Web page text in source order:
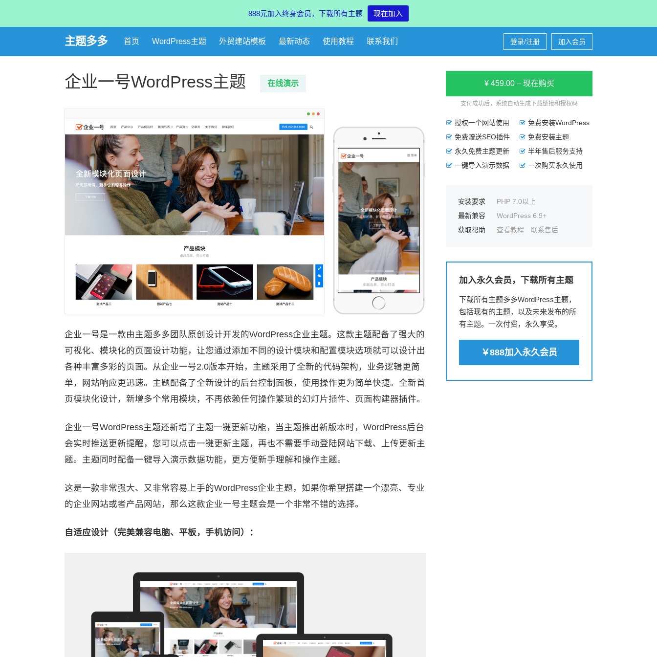
主题多多 首页 WordPress主题 外贸建站模板 最新动态 使用教程 联系我们 登录/注册 加入会员
企业一号WordPress主题 在线演示
企业一号是一款由主题多多团队原创设计开发的WordPress企业主题。这款主题配备了强大的
可视化、模块化的页面设计功能，让您通过添加不同的设计模块和配置模块选项就可以设计出
各种丰富多彩的页面。从企业一号2.0版本开始，主题采用了全新的代码架构，业务逻辑更简
单，网站响应更迅速。主题配备了全新设计的后台控制面板，使用操作更为简单快捷。全新首
页模块化设计，新增多个常用模块，不再依赖任何操作繁琐的幻灯片插件、页面构建器插件。
企业一号WordPress主题还新增了主题一键更新功能，当主题推出新版本时，WordPress后台
会实时推送更新提醒，您可以点击一键更新主题，再也不需要手动登陆网站下载、上传更新主
题。主题同时配备一键导入演示数据功能，更方便新手理解和操作主题。
这是一款非常强大、又非常容易上手的WordPress企业主题，如果你希望搭建一个漂亮、专业
的企业网站或者产品网站，那么这款企业一号主题会是一个非常不错的选择。
自适应设计（完美兼容电脑、平板，手机访问）：
¥ 459.00 – 现在购买
支付成功后，系统自动生成下载链接和授权码
授权一个网站使用
免费安装WordPress
免费赠送SEO插件
免费安装主题
永久免费主题更新
半年售后服务支持
一键导入演示数据
一次购买永久使用
安装要求
PHP 7.0以上
最新兼容
WordPress 6.9+
获取帮助
查看教程 联系售后
加入永久会员，下载所有主题
下载所有主题多多WordPress主题，
包括现有的主题，以及未来发布的所
有主题。一次付费，永久享受。
￥888加入永久会员
888元加入终身会员，下载所有主题 现在加入